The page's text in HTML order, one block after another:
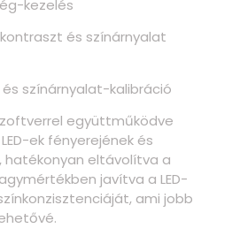
kezelés
és színárnyalat
és színárnyalat-kalibráció
együttműködve
ek fényerejének és
hatékonyan eltávolítva a
javítva a LED-
ami jobb